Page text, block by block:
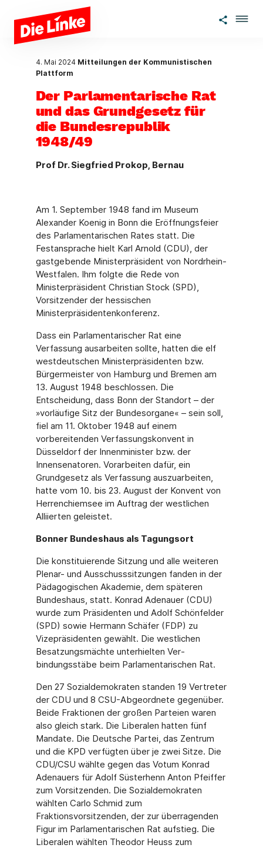
Zum Hauptinhalt springen
4. Mai 2024 Mitteilungen der Kommunistischen
Plattform
Der Parlamentarische Rat
und das Grundgesetz für
die Bundesrepublik
1948/49
Prof Dr. Siegfried Prokop, Bernau
Am 1. September 1948 fand im Museum
Alexander Koenig in Bonn die Eröffnungsfeier
des Parlamentarischen Rates statt. Die
Festansprache hielt Karl Arnold (CDU), der
gastge­bende Ministerpräsident von Nordrhein-
Westfalen. Ihm folgte die Rede von
Ministerpräsi­dent Christian Stock (SPD),
Vorsitzender der hessischen
Ministerpräsidentenkonferenz.
Dass ein Parlamentarischer Rat eine
Verfassung ausarbeiten sollte, hatten die elf
west­deutschen Ministerpräsidenten bzw.
Bürgermeister von Hamburg und Bremen am
13. August 1948 beschlossen. Die
Entscheidung, dass Bonn der Standort – der
»vorläufige Sitz der Bundesorgane« – sein soll,
fiel am 11. Oktober 1948 auf einem
vorbereitenden Verfassungskonvent in
Düsseldorf der Innenminister bzw. der
Innensenatoren. Vorar­beiten dafür, ein
Grundgesetz als Verfassung auszuarbeiten,
hatte vom 10. bis 23. August der Konvent von
Herrenchiemsee im Auftrag der westlichen
Alliierten geleistet.
Bonner Bundeshaus als Tagungsort
Die konstituierende Sitzung und alle weiteren
Plenar- und Ausschusssitzungen fanden in der
Pädagogischen Akademie, dem späteren
Bundeshaus, statt. Konrad Adenauer (CDU)
wurde zum Präsidenten und Adolf Schönfelder
(SPD) sowie Hermann Schäfer (FDP) zu
Vizepräsidenten gewählt. Die westlichen
Besatzungsmächte unterhielten Ver­
bindungsstäbe beim Parlamentarischen Rat.
Den 27 Sozialdemokraten standen 19 Vertreter
der CDU und 8 CSU-Abgeordnete gegenüber.
Beide Fraktionen der großen Parteien waren
also gleich stark. Die Liberalen hatten fünf
Mandate. Die Deutsche Partei, das Zentrum
und die KPD verfügten über je zwei Sitze. Die
CDU/CSU wählte gegen das Votum Konrad
Adenauers für Adolf Süster­henn Anton Pfeiffer
zum Vorsitzenden. Die Sozialdemokraten
wählten Carlo Schmid zum
Fraktionsvorsitzenden, der zur überragenden
Figur im Parlamentarischen Rat auf­stieg. Die
Liberalen wählten Theodor Heuss zum